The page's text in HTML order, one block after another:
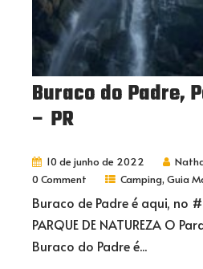
Buraco do Padre,
– PR
10 de junho de 2022
0 Comment
Camping,Guia
Buraco de Padre é aqui, no
PARQUE DE NATUREZA O
Buraco do Padre é...